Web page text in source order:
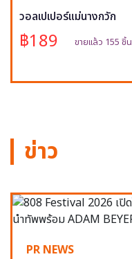
วอลเปเปอร์แม่นางกวัก
฿189 ขายแล้ว 155 ชิ้น
ข่าว
PR NEWS